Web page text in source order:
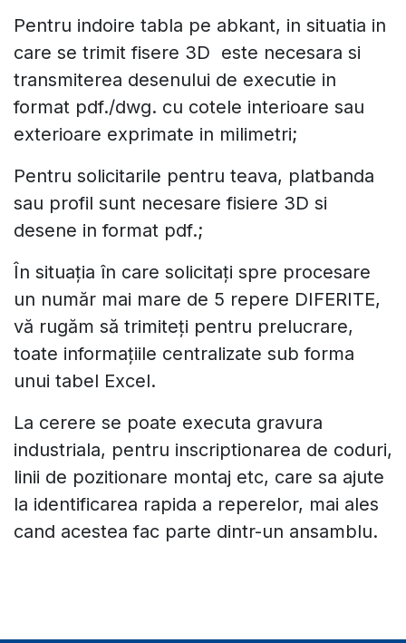
Pentru indoire tabla pe abkant, in situatia in
care se trimit fisere 3D este necesara si
transmiterea desenului de executie in
format pdf./dwg. cu cotele interioare sau
exterioare exprimate in milimetri;
Pentru solicitarile pentru teava, platbanda
sau profil sunt necesare fisiere 3D si
desene in format pdf.;
În situația în care solicitați spre procesare
un număr mai mare de 5 repere DIFERITE,
vă rugăm să trimiteți pentru prelucrare,
toate informațiile centralizate sub forma
unui tabel Excel.
La cerere se poate executa gravura
industriala, pentru inscriptionarea de coduri,
linii de pozitionare montaj etc, care sa ajute
la identificarea rapida a reperelor, mai ales
cand acestea fac parte dintr-un ansamblu.